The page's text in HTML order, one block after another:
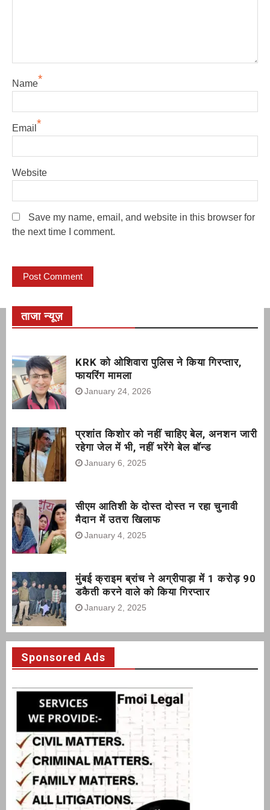
Name*
Email *
Website
Save my name, email, and website in this browser for
the next time I comment.
ताजा न्यूज़
KRK को ओशिवारा पुलिस ने किया गिरप्तार,
फायरिंग मामला
January 24, 2026
प्रशांत किशोर को नहीं चाहिए बेल, अनशन जारी
रहेगा जेल में भी, नहीं भरेंगे बेल बॉन्ड
January 6, 2025
सीएम आतिशी के दोस्त दोस्त न रहा चुनावी
मैदान में उतरा खिलाफ
January 4, 2025
मुंबई क्राइम ब्रांच ने अग्रीपाड़ा में 1 करोड़ 90
डकैती करने वाले को किया गिरप्तार
January 2, 2025
Sponsored Ads